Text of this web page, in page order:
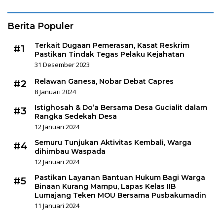
Berita Populer
#1
Terkait Dugaan Pemerasan, Kasat Reskrim
Pastikan Tindak Tegas Pelaku Kejahatan
31 Desember 2023
#2
Relawan Ganesa, Nobar Debat Capres
8 Januari 2024
#3
Istighosah & Do’a Bersama Desa Gucialit dalam
Rangka Sedekah Desa
12 Januari 2024
#4
Semuru Tunjukan Aktivitas Kembali, Warga
dihimbau Waspada
12 Januari 2024
#5
Pastikan Layanan Bantuan Hukum Bagi Warga
Binaan Kurang Mampu, Lapas Kelas IIB
Lumajang Teken MOU Bersama Pusbakumadin
11 Januari 2024